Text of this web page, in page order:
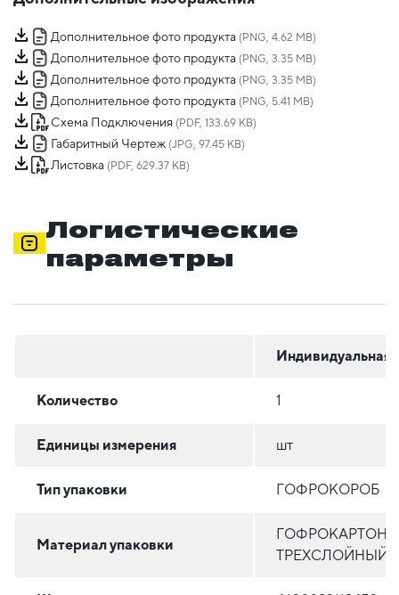
Дополнительное фото продукта (PNG, 4.62 MB)
Дополнительное фото продукта (PNG, 3.35 MB)
Дополнительное фото продукта (PNG, 3.35 MB)
Дополнительное фото продукта (PNG, 5.41 MB)
Схема Подключения (PDF, 133.69 KB)
Габаритный Чертеж (JPG, 97.45 KB)
Листовка (PDF, 629.37 KB)
Логистические
параметры
Индивидуальная
Количество 1
Единицы измерения шт
Тип упаковки ГОФРОКОРОБ
Материал упаковки
ГОФРОКАРТОН
ТРЕХСЛОЙНЫЙ